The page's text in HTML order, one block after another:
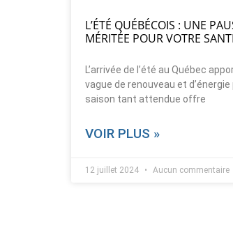
L’ÉTÉ QUÉBÉCOIS : UNE
MÉRITÉE POUR VOTRE
L’arrivée de l’été au Québec
vague de renouveau et
saison tant attendue offre
VOIR PLUS »
12 juillet 2024 Aucun commentaire